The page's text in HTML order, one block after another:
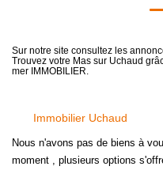
NOS
Créer une alerte
Sur notre site consultez les
Trouvez votre Mas sur Uchaud
mer IMMOBILIER.
Immobilier Uchaud
Nous n'avons pas de biens à
moment , plusieurs options